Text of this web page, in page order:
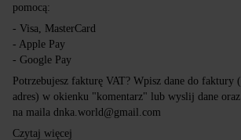
pomocą:
- Visa, MasterCard
- Apple Pay
- Google Pay
Potrzebujesz fakturę VAT? Wpisz dane do faktury
adres) w okienku "komentarz" lub wyslij dane
na maila dnka.world@gmail.com
Czytaj więcej